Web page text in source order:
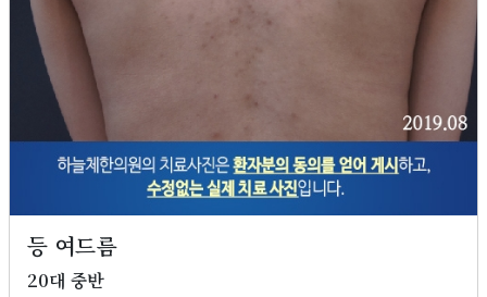
등 여드름
20대 중반